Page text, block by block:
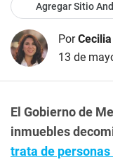
Agregar Sitio
Por
13 de
El Gobierno de
inmuebles
trata de personas